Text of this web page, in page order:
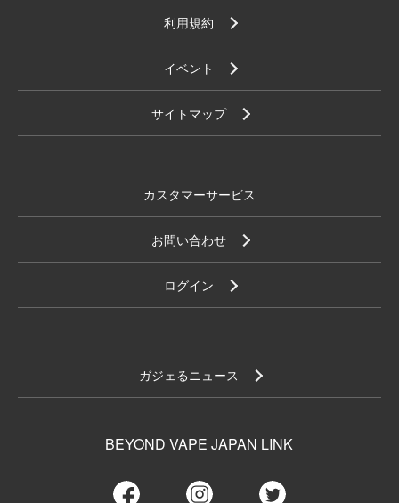
利用規約
イベント
サイトマップ
カスタマーサービス
お問い合わせ
ログイン
ガジェるニュース
BEYOND VAPE JAPAN LINK